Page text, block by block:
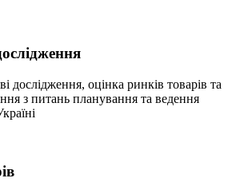
дослідження, оцінка ринків товарів та
з питань планування та ведення